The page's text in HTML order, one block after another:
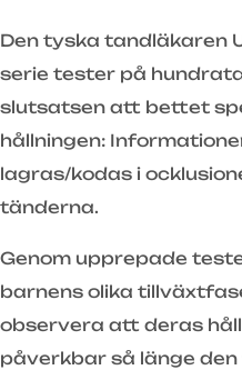
Den tyska tandläkaren
serie tester på
slutsatsen att bettet
hållningen:
lagras/kodas i
tänderna.
Genom upprepade
barnens olika
observera att deras
påverkbar så länge